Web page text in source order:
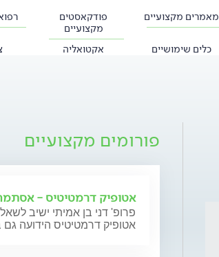
מאמרים מקצועיים
פודקאסטים
מקצועיים
כלים שימושיים אקטואליה
פורומים מקצועיים
אטופיק דרמטיטיס -
פרופ' דני בן אמיתי ישיב
אטופיק דרמטיטיס הידועה